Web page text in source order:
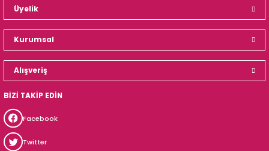
Üyelik
Kurumsal
Alışveriş
BİZİ TAKİP EDİN
Facebook
Twitter